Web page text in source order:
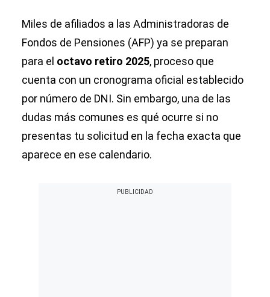
Miles de afiliados a las Administradoras de
Fondos de Pensiones (AFP) ya se preparan
para el octavo retiro 2025, proceso que
cuenta con un cronograma oficial establecido
por número de DNI. Sin embargo, una de las
dudas más comunes es qué ocurre si no
presentas tu solicitud en la fecha exacta que
aparece en ese calendario.